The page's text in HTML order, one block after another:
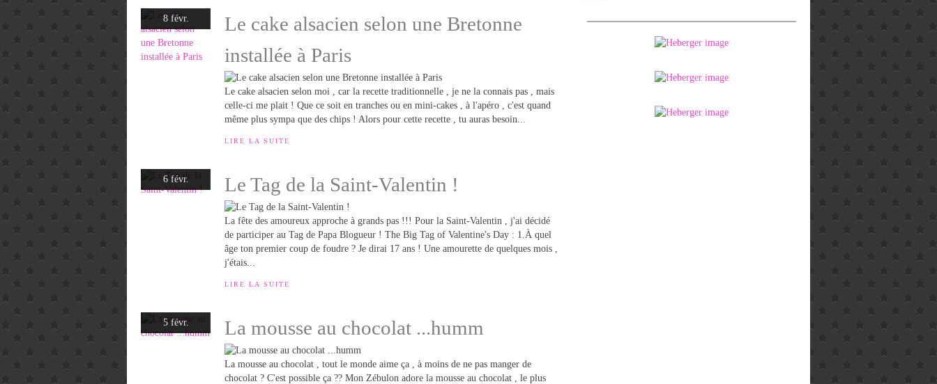
8 févr.
Le cake alsacien selon une Bretonne
installée à Paris
Le cake alsacien selon moi , car la recette traditionnelle , je ne la connais pas , mais
celle-ci me plait ! Que ce soit en tranches ou en mini-cakes , à l'apéro , c'est quand
même plus sympa que des chips ! Alors pour cette recette , tu auras besoin...
LIRE LA SUITE
6 févr. Le Tag de la Saint-Valentin !
La fête des amoureux approche à grands pas !!! Pour la Saint-Valentin , j'ai décidé
de participer au Tag de Papa Blogueur ! The Big Tag of Valentine's Day : 1.À quel
âge ton premier coup de foudre ? Je dirai 17 ans ! Une amourette de quelques mois ,
j'étais...
LIRE LA SUITE
5 févr. La mousse au chocolat ...humm
La mousse au chocolat , tout le monde aime ça , à moins de ne pas manger de
chocolat ? C'est possible ça ?? Mon Zébulon adore la mousse au chocolat , le plus